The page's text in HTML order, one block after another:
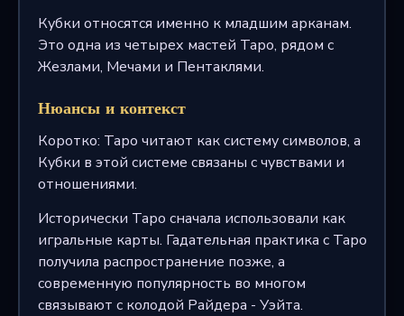
Кубки относятся именно к младшим арканам.
Это одна из четырех мастей Таро, рядом с
Жезлами, Мечами и Пентаклями.
Нюансы и контекст
Коротко: Таро читают как систему символов, а
Кубки в этой системе связаны с чувствами и
отношениями.
Исторически Таро сначала использовали как
игральные карты. Гадательная практика с Таро
получила распространение позже, а
современную популярность во многом
связывают с колодой Райдера - Уэйта.